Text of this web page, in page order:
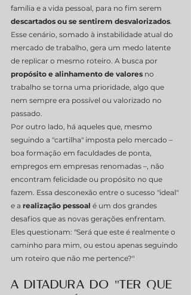
família e a vida pessoal, para no fim serem
descartados ou se sentirem desvalorizados.
Esse cenário, somado à instabilidade atual do
mercado de trabalho, gera um medo latente
de replicar o mesmo roteiro. A busca por
propósito e alinhamento de valores no
trabalho se torna uma prioridade, algo que
nem sempre era possível ou valorizado no
passado.
Por outro lado, há aqueles que, mesmo
seguindo a "cartilha" imposta pelo mercado –
boa formação em faculdades de ponta,
empregos em empresas renomadas –, não
encontram felicidade ou propósito no que
fazem. Essa desconexão entre o sucesso "ideal"
e a realização pessoal é um dos grandes
desafios que as novas gerações enfrentam.
Eles questionam: "Será que este é realmente o
caminho para mim, ou estou apenas seguindo
um roteiro que não me pertence?"
A Ditadura do "Ter Que